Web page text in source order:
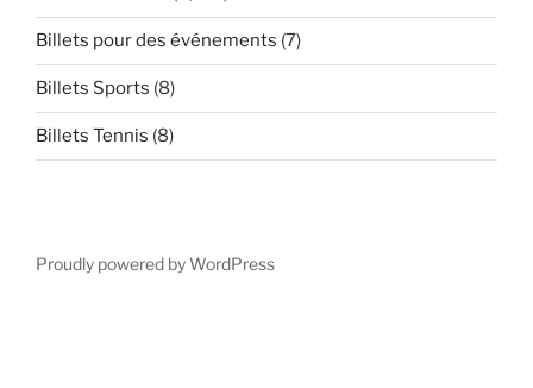
Billets pour des événements (7)
Billets Sports (8)
Billets Tennis (8)
Proudly powered by WordPress